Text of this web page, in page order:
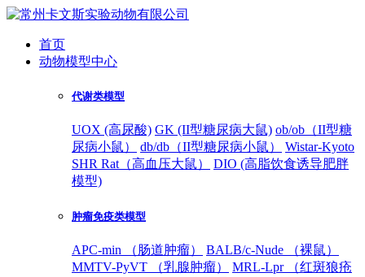
首页
动物模型中心
代谢类模型
UOX (高尿酸) GK (II型糖尿病大鼠) ob/ob（II型糖
尿病小鼠）
db/db（II型糖尿病小鼠）
Wistar-Kyoto
SHR Rat（高血压大鼠）
DIO (高脂饮食诱导肥胖
模型)
肿瘤免疫类模型
APC-min （肠道肿瘤）
BALB/c-Nude （裸鼠）
MMTV-PyVT （乳腺肿瘤）
MRL-Lpr （红斑狼疮